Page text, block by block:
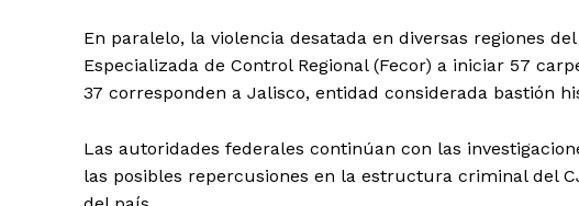
Yucatán
En paralelo, la violencia desatada en diversas regiones
Especializada de Control Regional (Fecor) a iniciar 57
37 corresponden a Jalisco, entidad considerada bastión
Las autoridades federales continúan con las
las posibles repercusiones en la estructura criminal del